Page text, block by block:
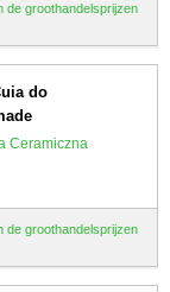
de groothandelsprijzen
do
Ceramiczna
de groothandelsprijzen